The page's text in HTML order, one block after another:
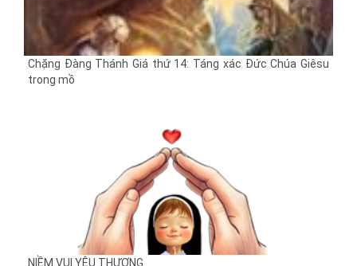
Chặng Đàng Thánh Giá thứ 14: Táng xác Đức Chúa Giêsu
trong mồ
NIỀM VUI YÊU THƯƠNG